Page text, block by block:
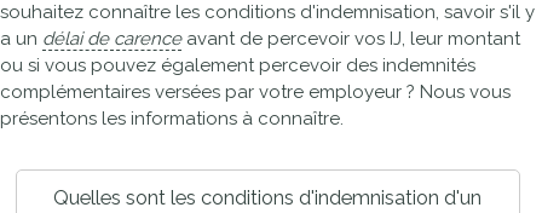
souhaitez connaître les conditions d'indemnisation, savoir s'il y
a un délai de carenceavant de percevoir vos IJ, leur montant
ou si vous pouvez également percevoir des indemnités
complémentaires versées par votre employeur ? Nous vous
présentons les informations à connaître.
Quelles sont les conditions d'indemnisation d'un